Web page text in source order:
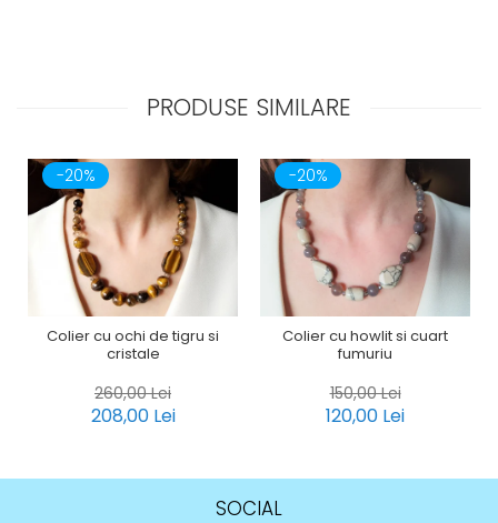
PRODUSE SIMILARE
-20%
Colier cu ochi de tigru si
cristale
260,00 Lei
208,00 Lei
-20%
Colier cu howlit si cuart
fumuriu
150,00 Lei
120,00 Lei
SOCIAL